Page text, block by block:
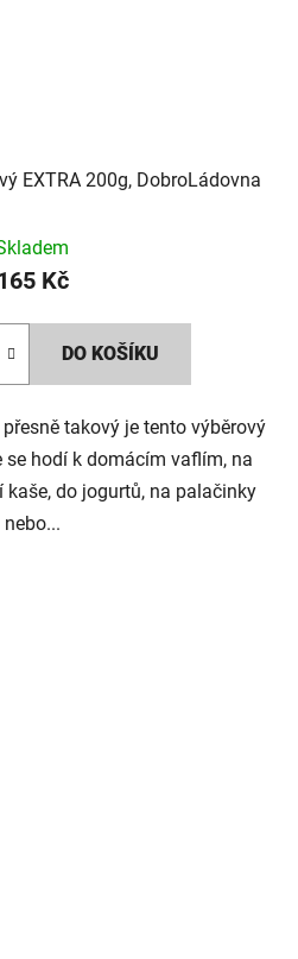
EXTRA 200g, DobroLádovna
Kč
DO KOŠÍKU
takový je tento výběrový
se hodí k domácím vaflím, na
kaše, do jogurtů, na palačinky
nebo...